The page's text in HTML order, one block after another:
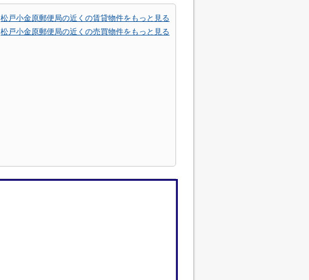
松戸小金原郵便局の近くの賃貸物件をもっと見る
松戸小金原郵便局の近くの売買物件をもっと見る